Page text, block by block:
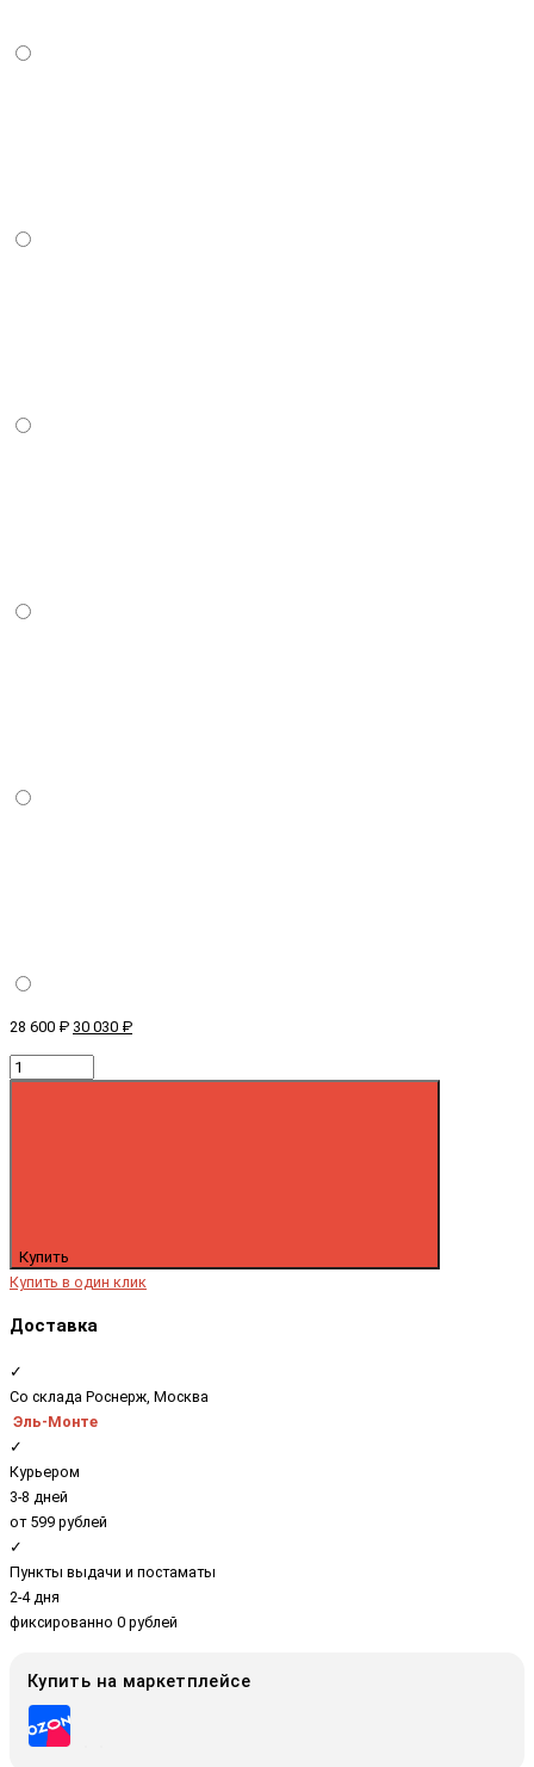
28 600 ₽ 30 030 ₽
Купить
Купить в один клик
Доставка
✓
Со склада Роснерж, Москва
Эль-Монте
✓
Курьером
3-8 дней
от 599 рублей
✓
Пункты выдачи и постаматы
2-4 дня
фиксированно 0 рублей
Купить на маркетплейсе